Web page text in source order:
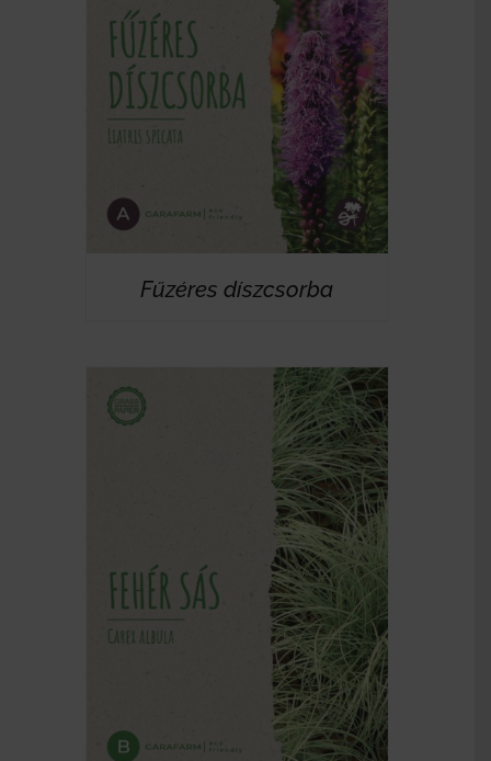
Fűzéres díszcsorba
RÉSZLETEK